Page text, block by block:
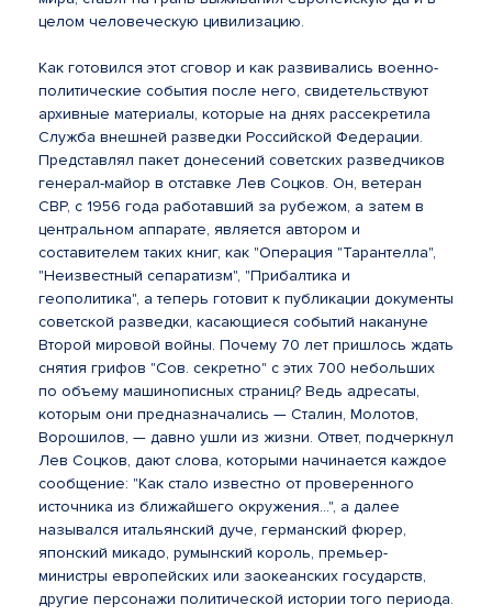
целом человеческую цивилизацию.
Как готовился этот сговор и как развивались военно-
политические события после него, свидетельствуют
архивные материалы, которые на днях рассекретила
Служба внешней разведки Российской Федерации.
Представлял пакет донесений советских разведчиков
генерал-майор в отставке Лев Соцков. Он, ветеран
СВР, с 1956 года работавший за рубежом, а затем в
центральном аппарате, является автором и
составителем таких книг, как "Операция "Тарантелла",
"Неизвестный сепаратизм", "Прибалтика и
геополитика", а теперь готовит к публикации документы
советской разведки, касающиеся событий накануне
Второй мировой войны. Почему 70 лет пришлось ждать
снятия грифов "Сов. секретно" с этих 700 небольших
по объему машинописных страниц? Ведь адресаты,
которым они предназначались — Сталин, Молотов,
Ворошилов, — давно ушли из жизни. Ответ, подчеркнул
Лев Соцков, дают слова, которыми начинается каждое
сообщение: "Как стало известно от проверенного
источника из ближайшего окружения...", а далее
назывался итальянский дуче, германский фюрер,
японский микадо, румынский король, премьер-
министры европейских или заокеанских государств,
другие персонажи политической истории того периода.